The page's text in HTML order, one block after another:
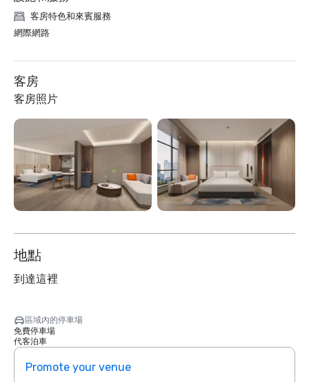
客房特色和來賓服務
網際網路
客房
客房照片
地點
到達這裡
區域內的停車場
免費停車場
代客泊車
Promote your venue